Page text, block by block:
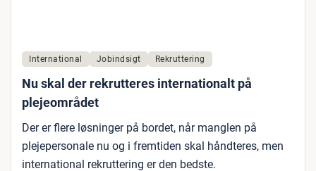
International Jobindsigt Rekruttering
Nu skal der rekrutteres internationalt på
plejeområdet
Der er flere løsninger på bordet, når manglen på
plejepersonale nu og i fremtiden skal håndteres, men
international rekruttering er den bedste.